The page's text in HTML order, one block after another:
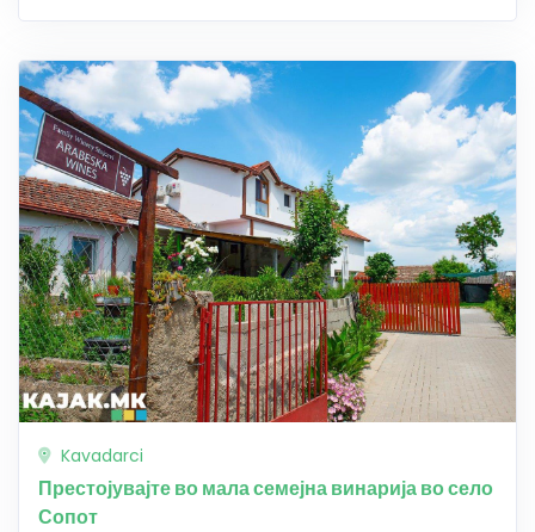
Kavadarci
Престојувајте во мала семејна винарија во село
Сопот